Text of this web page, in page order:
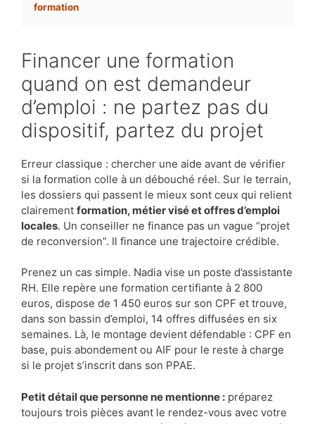
formation
Financer une formation
quand on est demandeur
d’emploi : ne partez pas du
dispositif, partez du projet
Erreur classique : chercher une aide avant de vérifier
si la formation colle à un débouché réel. Sur le terrain,
les dossiers qui passent le mieux sont ceux qui relient
clairement formation, métier visé et offres d’emploi
locales. Un conseiller ne finance pas un vague “projet
de reconversion”. Il finance une trajectoire crédible.
Prenez un cas simple. Nadia vise un poste d’assistante
RH. Elle repère une formation certifiante à 2 800
euros, dispose de 1 450 euros sur son CPF et trouve,
dans son bassin d’emploi, 14 offres diffusées en six
semaines. Là, le montage devient défendable : CPF en
base, puis abondement ou AIF pour le reste à charge
si le projet s’inscrit dans son PPAE.
Petit détail que personne ne mentionne : préparez
toujours trois pièces avant le rendez-vous avec votre